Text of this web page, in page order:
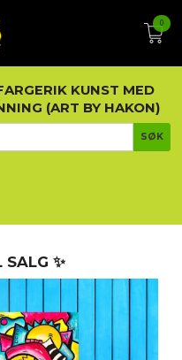
0
KUNST MED
(ART BY HAKON)
SALG ✨